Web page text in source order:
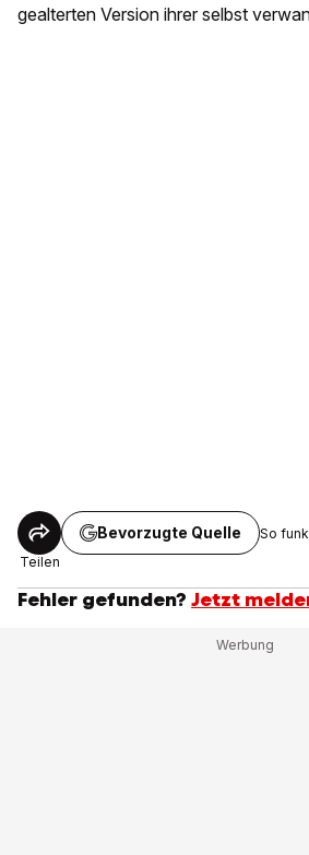
gealterten Version ihrer selbst
Teilen
Bevorzugte Quelle So
Fehler gefunden? Jetzt